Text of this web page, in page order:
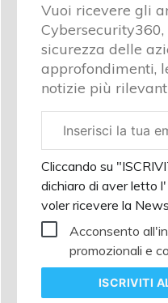
Vuoi ricevere gli
sicurezza delle
approfondimenti,
notizie più
aziendale
Cliccando su
dichiaro di aver letto l'
voler ricevere la
Acconsento
promozionali e
ISCRIVITI